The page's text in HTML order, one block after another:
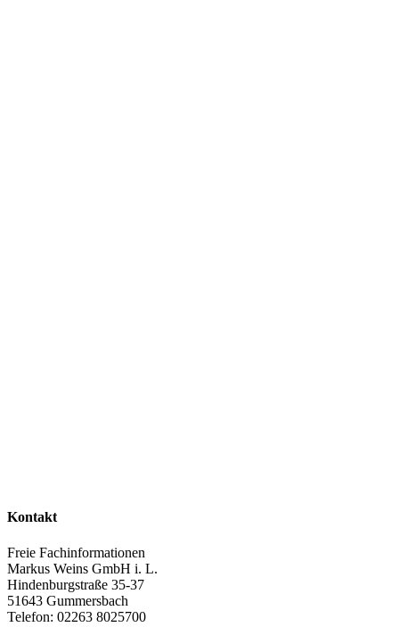
Kontakt
Freie Fachinformationen
Markus Weins GmbH i. L.
Hindenburgstraße 35-37
51643 Gummersbach
Telefon: 02263 8025700